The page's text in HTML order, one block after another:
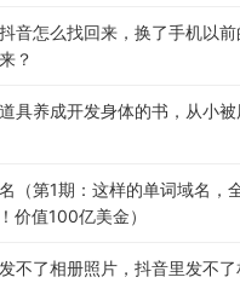
音怎么找回来，换了手机以
？
具养成开发身体的书，从小
（第1期：这样的单词域名，
价值100亿美金）
不了相册照片，抖音里发不